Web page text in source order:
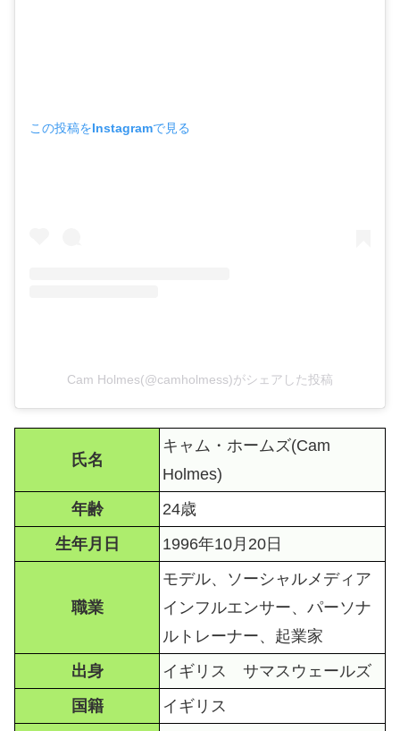
この投稿をInstagramで見る
Cam Holmes(@camholmess)がシェアした投稿
氏名
キャム・ホームズ(Cam
Holmes)
年齢
24歳
生年月日
1996年10月20日
職業
モデル、ソーシャルメディア
インフルエンサー、パーソナ
ルトレーナー、起業家
出身
イギリス サマスウェールズ
国籍
イギリス